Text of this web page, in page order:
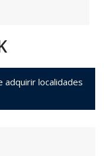
adquirir localidades